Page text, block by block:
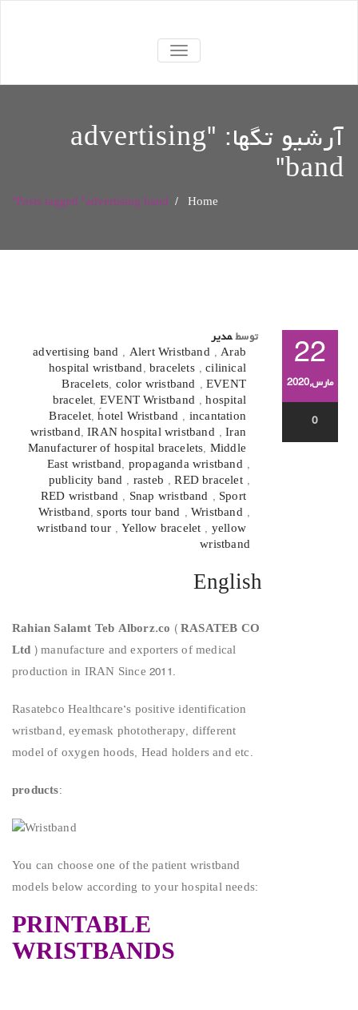
TOGGLE
NAVIGATION
آرشیو تگها: "advertising
band
"
Home
/
Posts tagged "advertising band"
22
مارس,2020
0
توسط مدیر
advertising band , Alert Wristband ,Arab
hospital wristband, bracelets ,cilinical
Bracelets, color wristband , EVENT
bracelet, ٍEVENT Wristband ,hospital
Bracelet,hotel Wristband , incantation
wristband,IRAN hospital wristband ,Iran
Manufacturer of hospital bracelets, Middle
East wristband, propaganda wristband ,
publicity band , rasteb ,RED bracelet ,
RED wristband , Snap wristband , Sport
Wristband,sports tour band , Wristband ,
wristband tour , Yellow bracelet , yellow
wristband
English
Rahian Salamt Teb Alborz.co (RASATEB CO
Ltd ) manufacture and exporters of medical
production in IRAN Since 2011.
Rasatebco Healthcare’s positive identification
wristband, eyemask phototherapy, different
model of oxygen hoods, Head holders and etc.
products:
You can choose one of the patient wristband
models below according to your hospital needs:
PRINTABLE
WRISTBANDS